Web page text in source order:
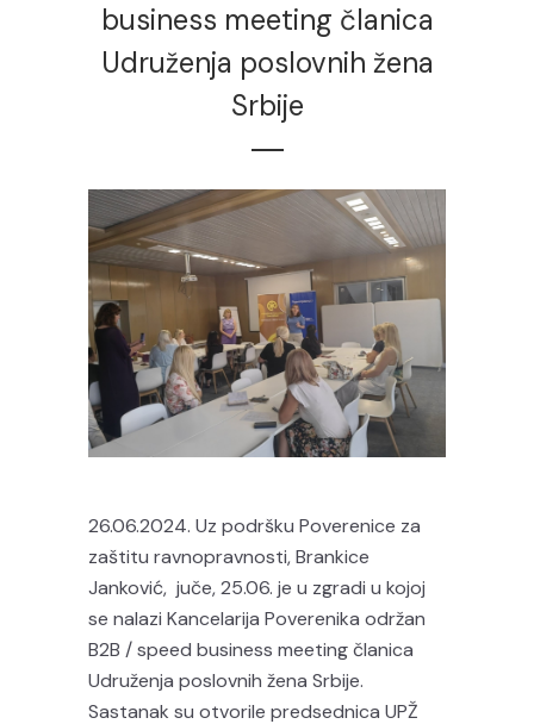
business meeting članica
Udruženja poslovnih žena
Srbije
26.06.2024. Uz podršku Poverenice za
zaštitu ravnopravnosti, Brankice
Janković, juče, 25.06. je u zgradi u kojoj
se nalazi Kancelarija Poverenika održan
B2B / speed business meeting članica
Udruženja poslovnih žena Srbije.
Sastanak su otvorile predsednica UPŽ